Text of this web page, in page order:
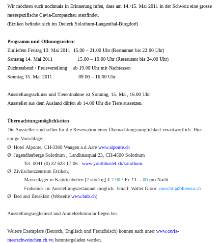
Wir möchten euch nochmals in Erinnerung rufen, dass am 14./15. Mai 2011 in der Schweiz eine grosse
rassespezifische Cavia-Europaschau stattfindet.
(Etziken befindet sich im Dreieck Solothurn-Langenthal-Burgdorf)
Programm und Öffnungszeiten:
Einliefern Freitag 13. Mai 2011 15.00 – 21.00 Uhr (Restaurant bis 22.00 Uhr)
Samstag 14. Mai 2011 15.00 – 19.00 Uhr (Restaurant bis 24.00 Uhr)
Züchterabend / Preisverteilung ab 19.00 Uhr mit Nachtessen
Sonntag 15. Mai 2011 09.00 – 16.00 Uhr
Ausstellungsschluss und Tierentnahme ist Sonntag, 15. Mai, 16.00 Uhr
Aussteller aus dem Ausland dürfen ab 14.00 Uhr die Tiere aussetzen.
Übernachtungsmöglichkeiten
Die Aussteller sind selber für die Reservation einer Übernachtungsmöglichkeit verantwortlich. Hier
einige Vorschläge:
Ø Hotel Alponte, CH-3380 Wangen a.d.Aare www.alponte.ch
Ø Jugendherberge Solothurn , Landhausquai 23, CH-4500 Solothurn
Tel. 0041 (0) 32 623 17 06 www.youthhostel.ch/solothurn
Ø Zivilschutzzentrum Etziken,
Massenlager in Kajüttenbetten (2-stöckig) € 7 .00 / Fr. 11.—00 pro Nacht
Frühstück im Ausstellungsrestaurant möglich. Email: Walter Gloor:moschti@bluewin.ch
Ø Bed and Breakfast (Webseite www.bnb.ch)
Ausstellungsreglement und Anmeldeformular liegen bei.
Weitere Exemplare (Deutsch, Englisch und Französisch) können auch unterwww.cavia-
meerschweinchen.ch.vu heruntergeladen werden.